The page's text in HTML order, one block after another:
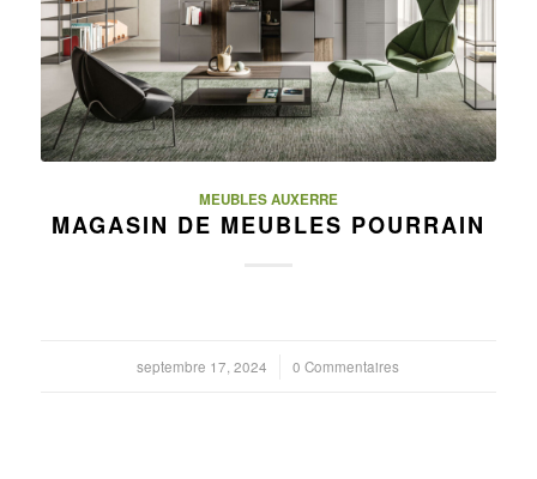
MEUBLES AUXERRE
MAGASIN DE MEUBLES POURRAIN
septembre 17, 2024
/ 0 Commentaires